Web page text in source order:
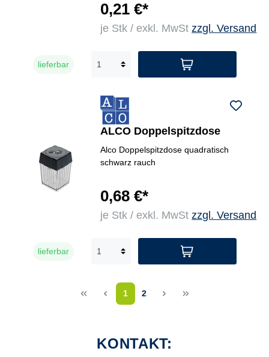
0,21 €*
je Stk / exkl. MwStzzgl. Versand
lieferbar
ALCO Doppelspitzdose
Alco Doppelspitzdose quadratisch
schwarz rauch
0,68 €*
je Stk / exkl. MwStzzgl. Versand
lieferbar
<< < 1 2 > >>
KONTAKT: